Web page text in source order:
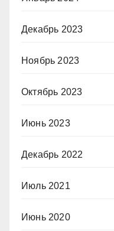
Декабрь 2023
Ноябрь 2023
Октябрь 2023
Июнь 2023
Декабрь 2022
Июль 2021
Июнь 2020